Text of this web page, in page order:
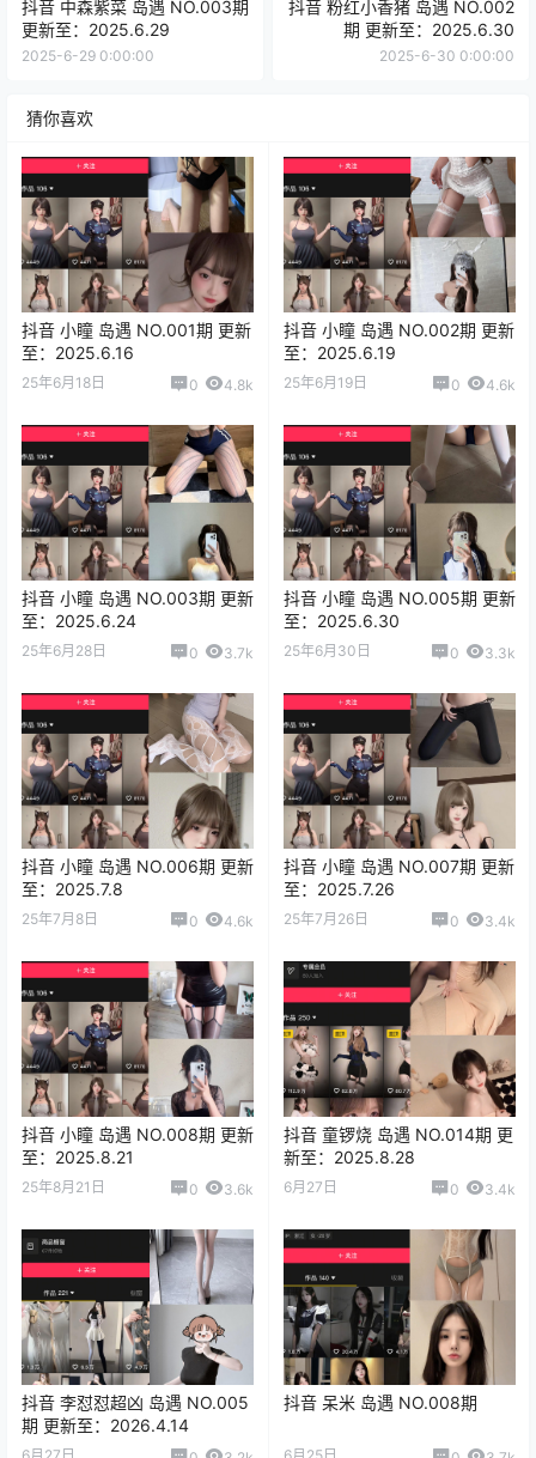
抖音 中森紫菜 岛遇 NO.003期
更新至：2025.6.29
2025-6-29 0:00:00
抖音 粉红小香猪 岛遇 NO.002
期 更新至：2025.6.30
2025-6-30 0:00:00
猜你喜欢
抖音 小瞳 岛遇 NO.001期 更新
至：2025.6.16
25年6月18日 0 4.8k
抖音 小瞳 岛遇 NO.002期 更新
至：2025.6.19
25年6月19日 0 4.6k
抖音 小瞳 岛遇 NO.003期 更新
至：2025.6.24
25年6月28日 0 3.7k
抖音 小瞳 岛遇 NO.005期 更新
至：2025.6.30
25年6月30日 0 3.3k
抖音 小瞳 岛遇 NO.006期 更新
至：2025.7.8
25年7月8日 0 4.6k
抖音 小瞳 岛遇 NO.007期 更新
至：2025.7.26
25年7月26日 0 3.4k
抖音 小瞳 岛遇 NO.008期 更新
至：2025.8.21
25年8月21日 0 3.6k
抖音 童锣烧 岛遇 NO.014期 更
新至：2025.8.28
6月27日 0 3.4k
抖音 李怼怼超凶 岛遇 NO.005
期 更新至：2026.4.14
抖音 呆米 岛遇 NO.008期